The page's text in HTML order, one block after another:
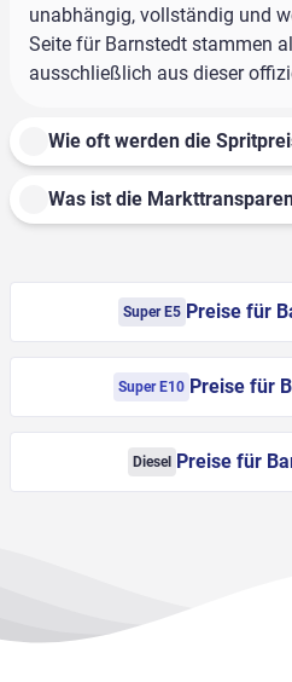
unabhängig, vollständig und
Seite für Barnstedt stammen
ausschließlich aus dieser
Wie oft werden die
Was ist die
Super E5 Preise für
Super E10 Preise für
Diesel Preise für